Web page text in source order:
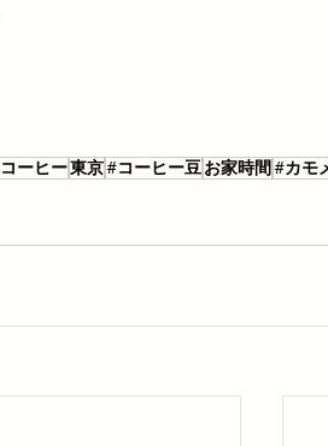
ーヒー東京#コーヒー豆 お家時間 #カモ